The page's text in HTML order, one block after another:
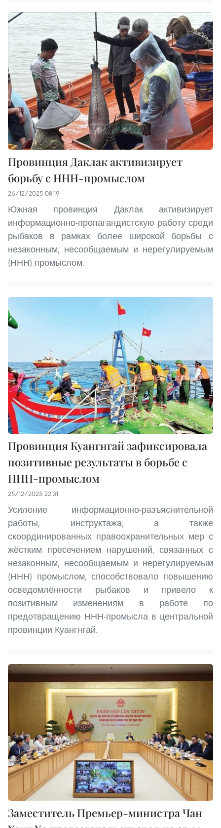
Провинция Даклак активизирует
борьбу с ННН-промыслом
26/12/2025 08:19
Южная провинция Даклак активизирует
информационно-пропагандистскую работу среди
рыбаков в рамках более широкой борьбы с
незаконным, несообщаемым и нерегулируемым
(ННН) промыслом.
Провинция Куангнгай зафиксировала
позитивные результаты в борьбе с
ННН-промыслом
25/12/2025 22:31
Усиление информационно-разъяснительной
работы, инструктажа, а также
скоординированных правоохранительных мер с
жёстким пресечением нарушений, связанных с
незаконным, несообщаемым и нерегулируемым
(ННН) промыслом, способствовало повышению
осведомлённости рыбаков и привело к
позитивным изменениям в работе по
предотвращению ННН-промысла в центральной
провинции Куангнгай.
Заместитель Премьер-министра Чан